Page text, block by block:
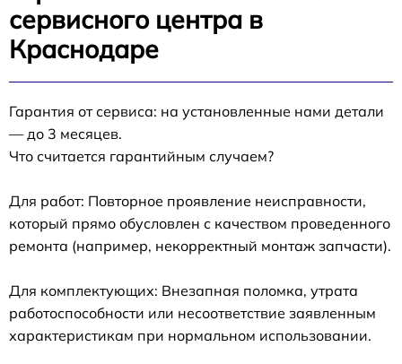
сервисного центра в
Краснодаре
Гарантия от сервиса: на установленные нами детали
— до 3 месяцев.
Что считается гарантийным случаем?
Для работ: Повторное проявление неисправности,
который прямо обусловлен с качеством проведенного
ремонта (например, некорректный монтаж запчасти).
Для комплектующих: Внезапная поломка, утрата
работоспособности или несоответствие заявленным
характеристикам при нормальном использовании.